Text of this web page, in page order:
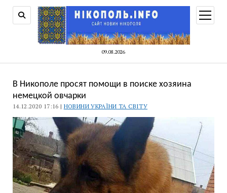
09.08.2026
меню
В Никополе просят помощи в поиске хозяина
немецкой овчарки
14.12.2020 17:16 | НОВИНИ УКРАЇНИ ТА СВІТУ